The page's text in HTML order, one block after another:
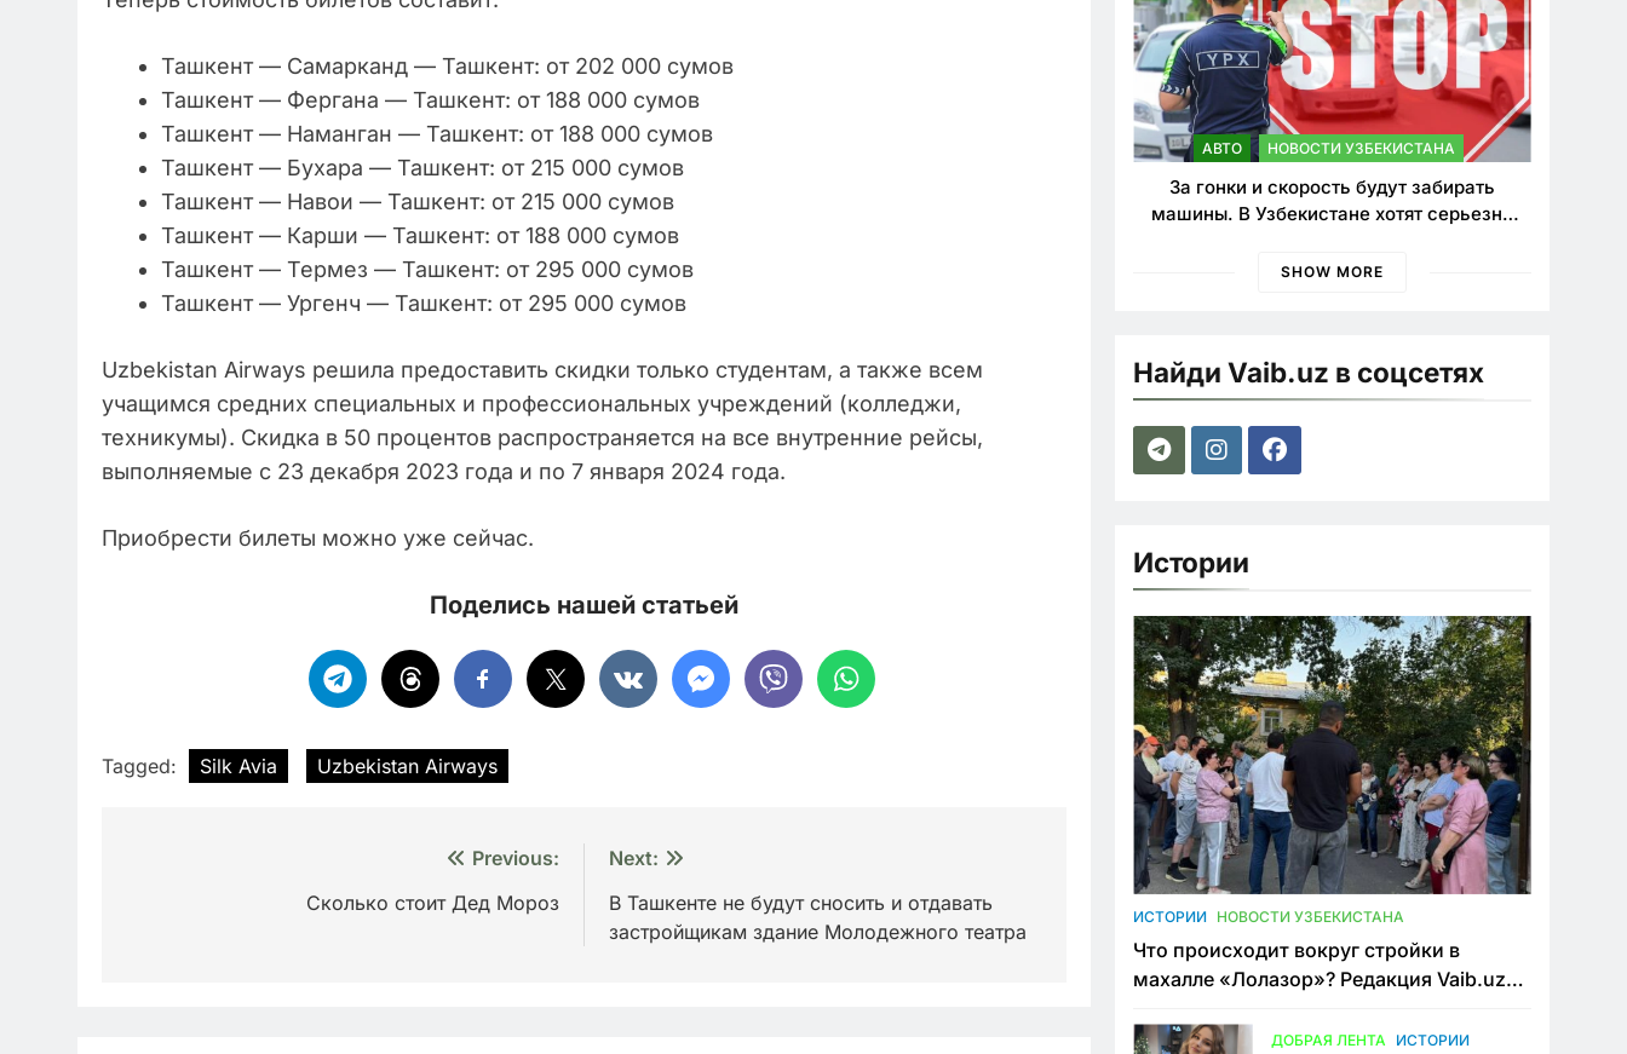
Ташкент — Самарканд — Ташкент: от 202 000 сумов
Ташкент — Фергана — Ташкент: от 188 000 сумов
Ташкент — Наманган — Ташкент: от 188 000 сумов
Ташкент — Бухара — Ташкент: от 215 000 сумов
Ташкент — Навои — Ташкент: от 215 000 сумов
Ташкент — Карши — Ташкент: от 188 000 сумов
Ташкент — Термез — Ташкент: от 295 000 сумов
Ташкент — Ургенч — Ташкент: от 295 000 сумов
Uzbekistan Airways решила предоставить скидки только студентам, а также всем
учащимся средних специальных и профессиональных учреждений (колледжи,
техникумы). Скидка в 50 процентов распространяется на все внутренние рейсы,
выполняемые с 23 декабря 2023 года и по 7 января 2024 года.
Приобрести билеты можно уже сейчас.
Поделись нашей статьей
Tagged: Silk Avia Uzbekistan Airways
Previous:
Сколько стоит Дед Мороз
Next:
В Ташкенте не будут сносить и отдавать
застройщикам здание Молодежного театра
АВТО НОВОСТИ УЗБЕКИСТАНА
За гонки и скорость будут забирать
машины. В Узбекистане хотят серьезно
SHOW MORE
Найди Vaib.uz в соцсетях
Истории
ИСТОРИИ НОВОСТИ УЗБЕКИСТАНА
Что происходит вокруг стройки в
махалле «Лолазор»? Редакция Vaib.uz
конфликта
ДОБРАЯ ЛЕНТА ИСТОРИИ